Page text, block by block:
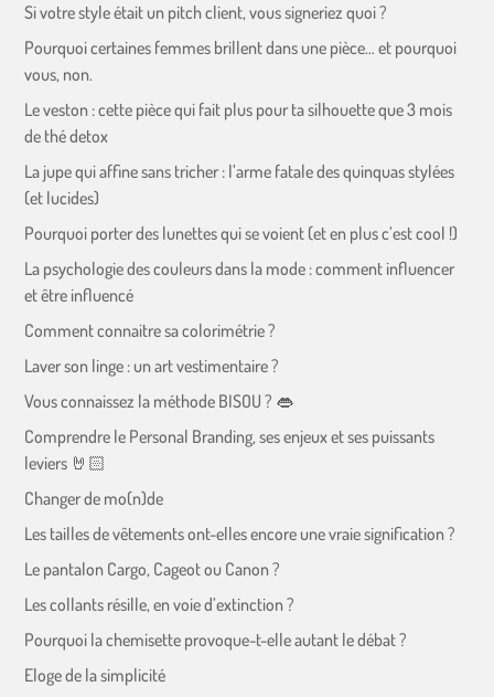
Si votre style était un pitch client, vous signeriez quoi ?
Pourquoi certaines femmes brillent dans une pièce… et pourquoi
vous, non.
Le veston : cette pièce qui fait plus pour ta silhouette que 3 mois
de thé detox
La jupe qui affine sans tricher : l’arme fatale des quinquas stylées
(et lucides)
Pourquoi porter des lunettes qui se voient (et en plus c’est cool !)
La psychologie des couleurs dans la mode : comment influencer
et être influencé
Comment connaitre sa colorimétrie ?
Laver son linge : un art vestimentaire ?
Vous connaissez la méthode BISOU ? 👄
Comprendre le Personal Branding, ses enjeux et ses puissants
leviers 🤘🏻
Changer de mo(n)de
Les tailles de vêtements ont-elles encore une vraie signification ?
Le pantalon Cargo, Cageot ou Canon ?
Les collants résille, en voie d’extinction ?
Pourquoi la chemisette provoque-t-elle autant le débat ?
Eloge de la simplicité